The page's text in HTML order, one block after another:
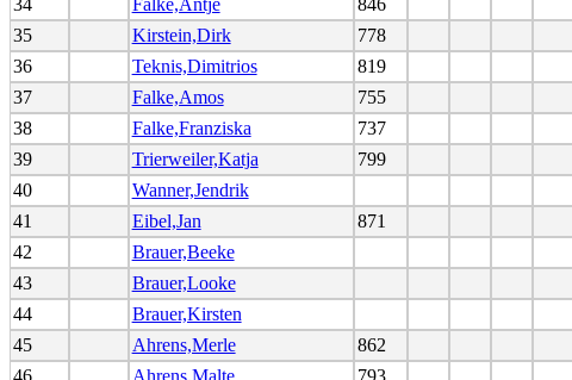
34
Falke,Antje
846
35
Kirstein,Dirk
778
36
Teknis,Dimitrios
819
37
Falke,Amos
755
38
Falke,Franziska
737
39
Trierweiler,Katja
799
40
Wanner,Jendrik
41
Eibel,Jan
871
42
Brauer,Beeke
43
Brauer,Looke
44
Brauer,Kirsten
45
Ahrens,Merle
862
46
Ahrens,Malte
793